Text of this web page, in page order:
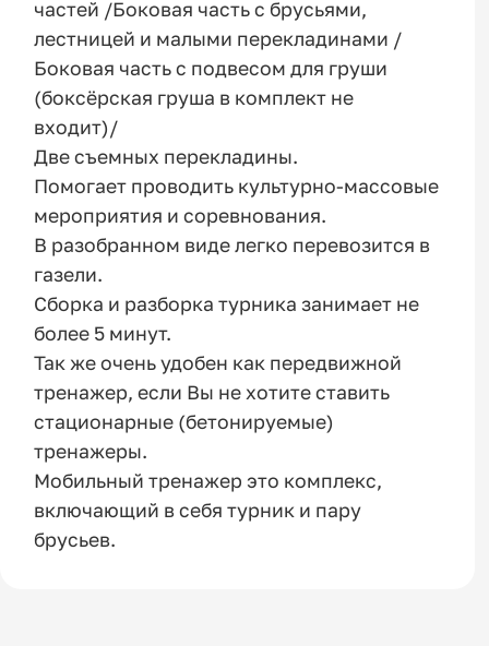
частей /Боковая часть с брусьями,
лестницей и малыми перекладинами /
Боковая часть с подвесом для груши
(боксёрская груша в комплект не
входит)/
Две съемных перекладины.
Помогает проводить культурно-массовые
мероприятия и соревнования.
В разобранном виде легко перевозится в
газели.
Сборка и разборка турника занимает не
более 5 минут.
Так же очень удобен как передвижной
тренажер, если Вы не хотите ставить
стационарные (бетонируемые)
тренажеры.
Мобильный тренажер это комплекс,
включающий в себя турник и пару
брусьев.